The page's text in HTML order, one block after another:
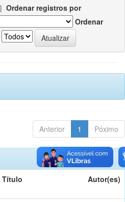
| Ordenar registros por
Ordenar
Anterior 1 Póximo
Título Autor(es)